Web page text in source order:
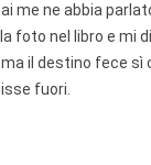
me ne abbia
foto nel libro e mi
il destino fece sì
fuori.